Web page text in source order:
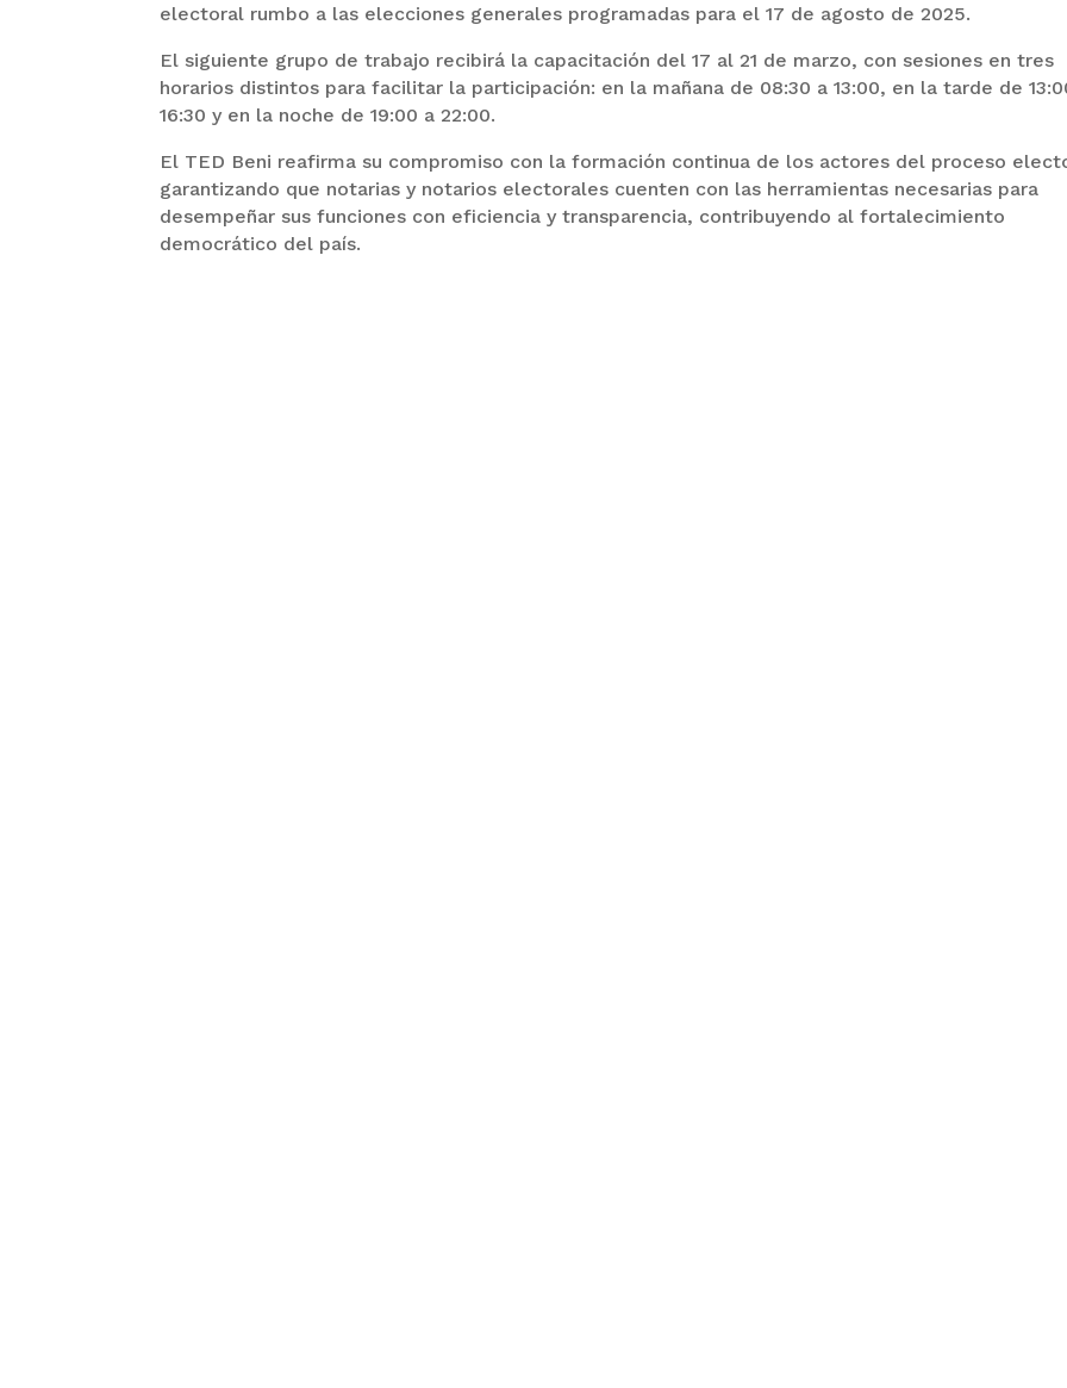
electoral rumbo a las elecciones generales programadas para el 17 de agosto de 2025.
El siguiente grupo de trabajo recibirá la capacitación del 17 al 21 de marzo, con sesiones en tres
horarios distintos para facilitar la participación: en la mañana de 08:30 a 13:00, en la tarde de
16:30 y en la noche de 19:00 a 22:00.
El TED Beni reafirma su compromiso con la formación continua de los actores del proceso
garantizando que notarias y notarios electorales cuenten con las herramientas necesarias para
desempeñar sus funciones con eficiencia y transparencia, contribuyendo al fortalecimiento
democrático del país.